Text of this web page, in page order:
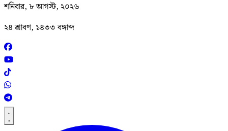
শনিবার, ৮ আগস্ট, ২০২৬
২৪ শ্রাবণ, ১৪৩৩ বঙ্গাব্দ